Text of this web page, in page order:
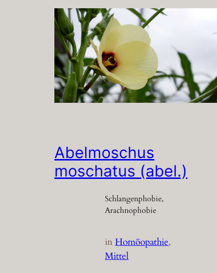
Abelmoschus
moschatus (abel.)
Schlangenphobie,
Arachnophobie
inHomöopathie
Mittel